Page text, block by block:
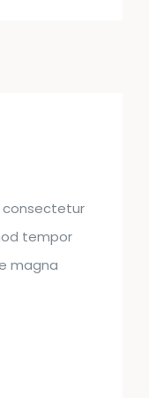
consectetur
tempor
magna